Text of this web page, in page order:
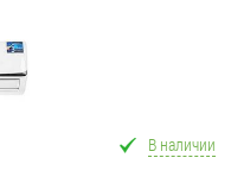
В наличии